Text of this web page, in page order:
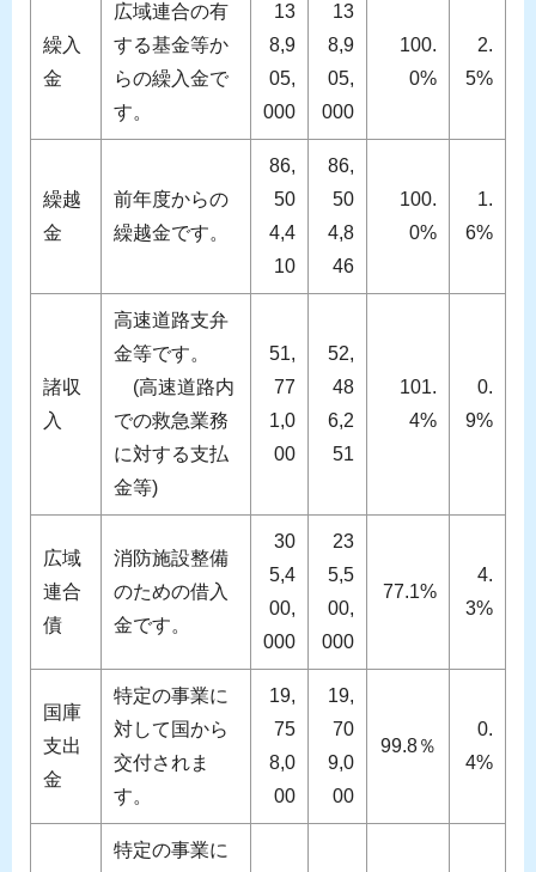
繰入
金
広域連合の有
する基金等か
らの繰入金で
す。
13
8,9
05,
000
13
8,9
05,
000
100.
0%
2.
5%
繰越
金
前年度からの
繰越金です。
86,
50
4,4
10
86,
50
4,8
46
100.
0%
1.
6%
諸収
入
高速道路支弁
金等です。
(高速道路内
での救急業務
に対する支払
金等)
51,
77
1,0
00
52,
48
6,2
51
101.
4%
0.
9%
広域
連合
債
消防施設整備
のための借入
金です。
30
5,4
00,
000
23
5,5
00,
000
77.1%
4.
3%
国庫
支出
金
特定の事業に
対して国から
交付されま
す。
19,
75
8,0
00
19,
70
9,0
00
99.8％
0.
4%
特定の事業に